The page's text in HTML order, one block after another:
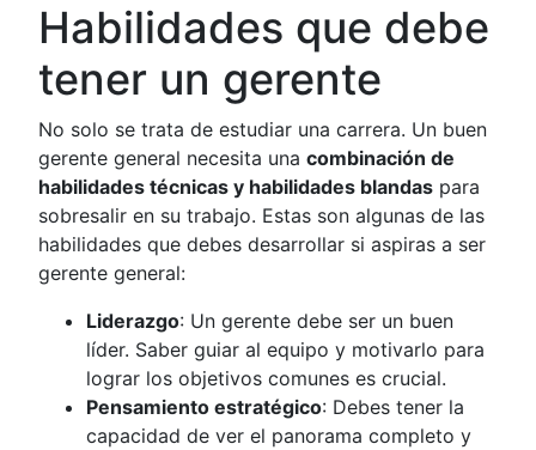
Habilidades que debe
tener un gerente
No solo se trata de estudiar una carrera. Un buen
gerente general necesita unacombinación de
habilidades técnicas y habilidades blandas para
sobresalir en su trabajo. Estas son algunas de las
habilidades que debes desarrollar si aspiras a ser
gerente general:
Liderazgo: Un gerente debe ser un buen
líder. Saber guiar al equipo y motivarlo para
lograr los objetivos comunes es crucial.
Pensamiento estratégico: Debes tener la
capacidad de ver el panorama completo y